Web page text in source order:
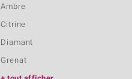
Ambre
Citrine
Diamant
Grenat